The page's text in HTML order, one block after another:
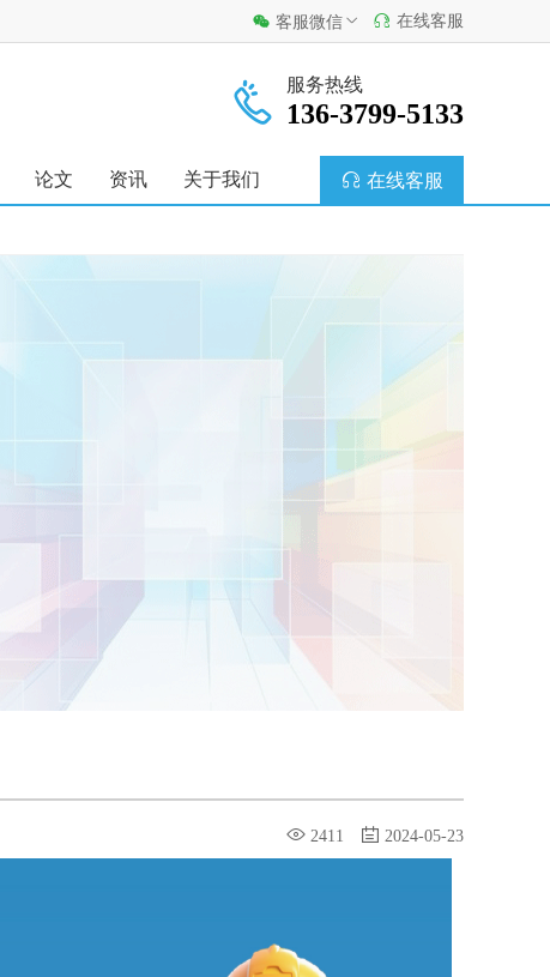
客服微信 在线客服
服务热线
136-3799-5133
在线客服
论文 资讯 关于我们
2411 2024-05-23